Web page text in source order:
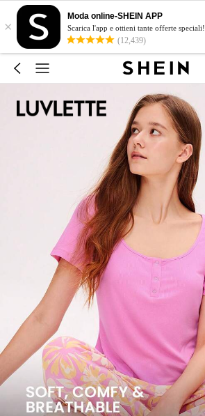
×
Moda online-SHEIN APP
Scarica l'app e ottieni tante offerte speciali!
(12,439)